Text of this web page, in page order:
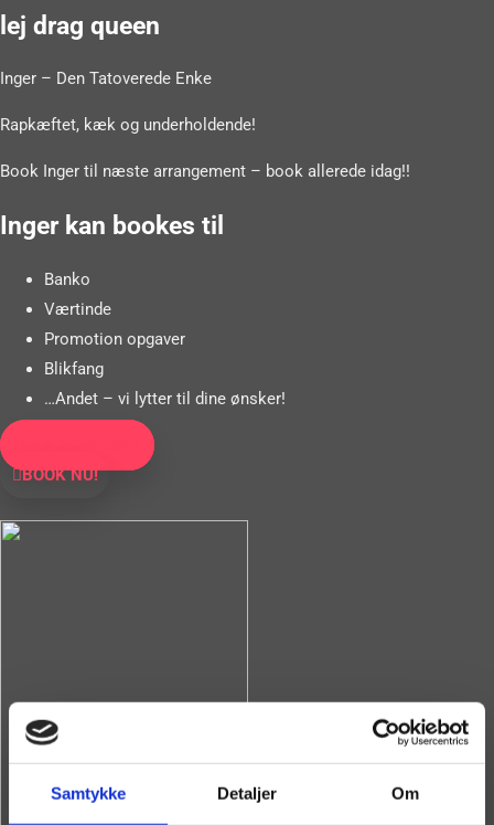
Samtykke Detaljer Om
lej drag queen
Inger – Den Tatoverede Enke
Rapkæftet, kæk og underholdende!
Book Inger til næste arrangement – book allerede idag!!
Inger kan bookes til
Banko
Værtinde
Promotion opgaver
Blikfang
…Andet – vi lytter til dine ønsker!
BOOK NU!